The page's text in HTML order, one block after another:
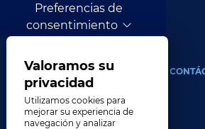
Publicidad y marketing digital
Más industrias
ACERCA DE
Nuestra compañía
Liderazgo
Preferencias de
consentimiento
Valoramos su
privacidad
Utilizamos cookies para
mejorar su experiencia de
navegación y analizar